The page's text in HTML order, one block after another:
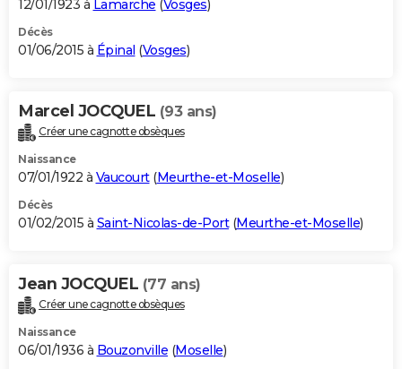
12/01/1923 à Lamarche (Vosges)
Décès
01/06/2015 à Épinal (Vosges)
Marcel JOCQUEL (93 ans)
Créer une cagnotte obsèques
Naissance
07/01/1922 à Vaucourt(Meurthe-et-Moselle)
Décès
01/02/2015 à Saint-Nicolas-de-Port(Meurthe-et-Moselle)
Jean JOCQUEL (77 ans)
Créer une cagnotte obsèques
Naissance
06/01/1936 à Bouzonville (Moselle)